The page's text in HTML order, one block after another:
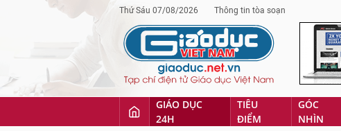
Thứ Sáu 07/08/2026 Thông tin tòa soạn
GIÁO DỤC
24H
TIÊU
ĐIỂM
GÓC
NHÌN